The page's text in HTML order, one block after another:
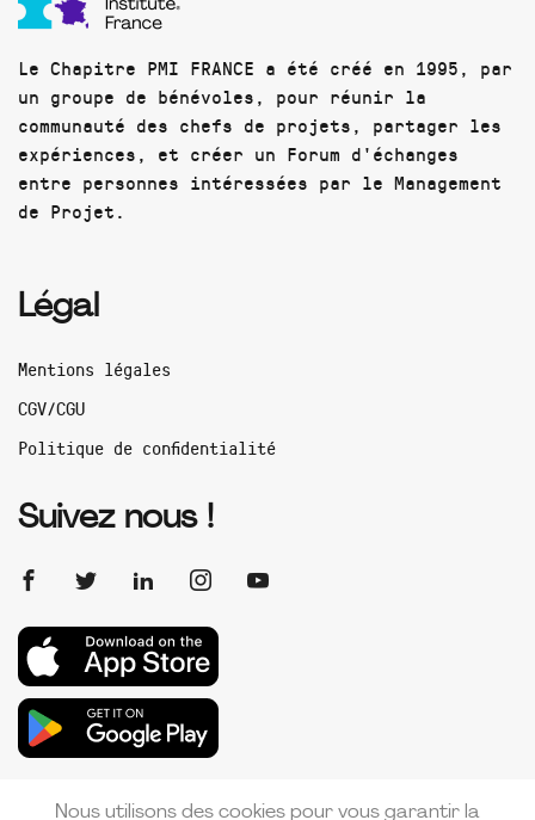
Le Chapitre PMI FRANCE a été créé en 1995, par
un groupe de bénévoles, pour réunir la
communauté des chefs de projets, partager les
expériences, et créer un Forum d'échanges
entre personnes intéressées par le Management
de Projet.
Légal
Mentions légales
CGV/CGU
Politique de confidentialité
Suivez nous !
Nous utilisons des cookies pour vous garantir la